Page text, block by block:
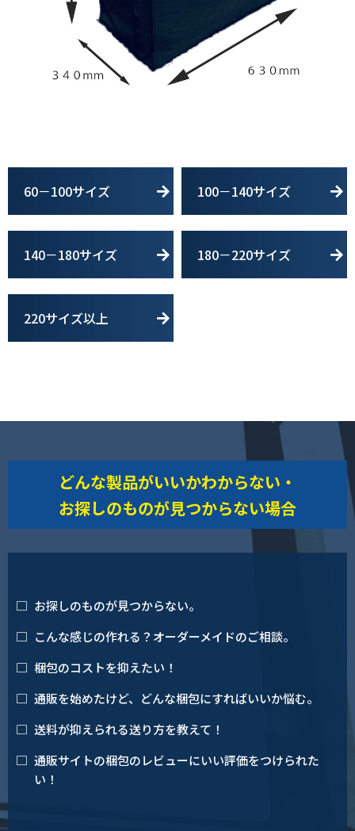
60－100サイズ 100－140サイズ
140－180サイズ 180－220サイズ
220サイズ以上
どんな製品がいいかわからない・
お探しのものが見つからない場合
お探しのものが見つからない。
こんな感じの作れる？オーダーメイドのご相談。
梱包のコストを抑えたい！
通販を始めたけど、どんな梱包にすればいいか悩む。
送料が抑えられる送り方を教えて！
通販サイトの梱包のレビューにいい評価をつけられた
い！